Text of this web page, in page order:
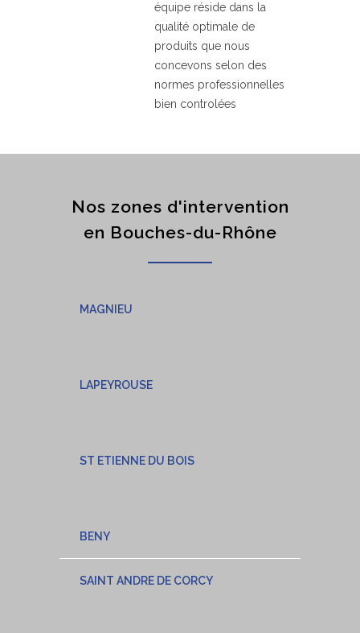
équipe réside dans la
qualité optimale de
produits que nous
concevons selon des
normes professionnelles
bien controlées
Nos zones d'intervention
en Bouches-du-Rhône
MAGNIEU
LAPEYROUSE
ST ETIENNE DU BOIS
BENY
SAINT ANDRE DE CORCY